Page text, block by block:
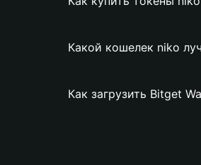
Какой кошелек niko
Как загрузить Bitget